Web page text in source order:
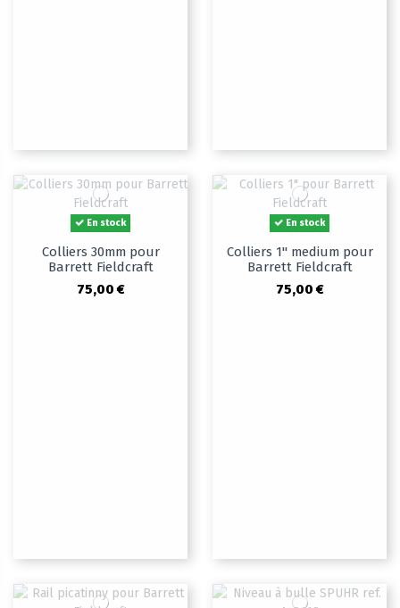
En stock
Colliers 30mm pour
Barrett Fieldcraft
75,00 €
En stock
Colliers 1" medium pour
Barrett Fieldcraft
75,00 €